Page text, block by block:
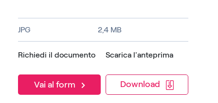
JPG 2,4 MB
Richiedi il documento
Vai al form
Scarica l'anteprima
Download